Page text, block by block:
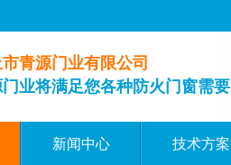
青源门业有限公司
业将满足您各种防火门窗需要
新闻中心 技术方案